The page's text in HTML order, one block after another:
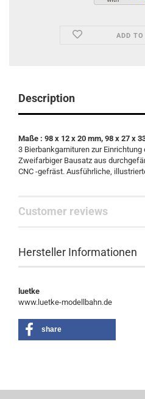
ADD
Description
Maße : 98 x 12 x 20 mm, 98 x 27 x
3 Bierbankgarnituren zur
Zweifarbiger Bausatz aus
CNC -gefräst. Ausführliche,
Customer reviews
Hersteller Informationen
luetke
www.luetke-modellbahn.de
share